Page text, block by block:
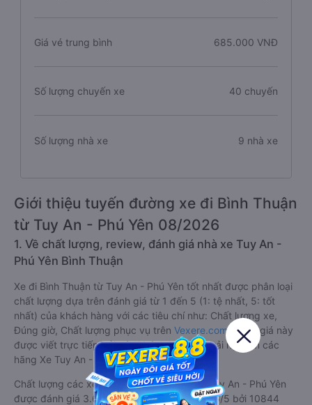
Giá vé trung bình 685.000 VNĐ
Số lượng chuyến xe 40 chuyến
Số lượng nhà xe 9 nhà xe
Giới thiệu tuyến đường xe đi Bình Thuận
từ Tuy An - Phú Yên 08/2026
1. Về chất lượng, review, đánh giá nhà xe Tuy An -
Phú Yên Bình Thuận
Xe đi Bình Thuận từ Tuy An - Phú Yên tốt nhất được phân loại
chất lượng dựa trên đánh giá từ 1 đến 5 (1: tệ nhất, 5: tốt
nhất) của khách hàng với các tiêu chí như: Chất lượng xe,
Đúng giờ, Chất lượng phục vụ trên Vexere.com. Đánh giá này
được viết trực tiếp bởi các khách hàng đã trải nghiệm các
hãng Xe Tuy An - Phú Yên đi Bình Thuận.
Chất lượng các xe khách đi Bình Thuận từ Tuy An - Phú Yên
được đánh giá 3.6, với điểm trung bình là 3.6/5 bởi 10844